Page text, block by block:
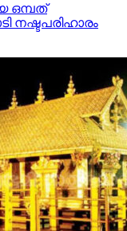
ഒമ്പത്
നഷ്ടപരിഹാരം